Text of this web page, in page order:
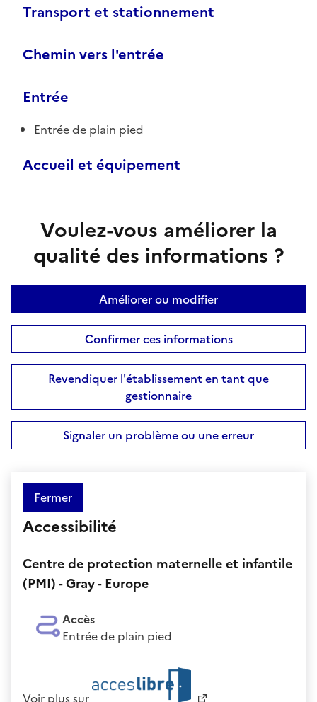
Transport et stationnement
Chemin vers l'entrée
Entrée
Entrée de plain pied
Accueil et équipement
Voulez-vous améliorer la
qualité des informations ?
Améliorer ou modifier
Confirmer ces informations
Revendiquer l'établissement en tant que
gestionnaire
Signaler un problème ou une erreur
Fermer
Accessibilité
Centre de protection maternelle et infantile
(PMI) - Gray - Europe
Accès
Entrée de plain pied
Voir plus sur